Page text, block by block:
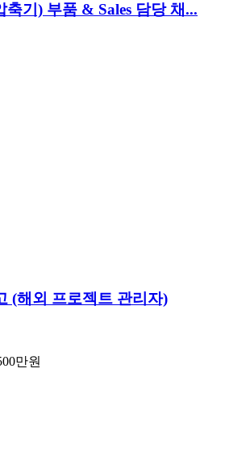
축기) 부품 & Sales 담당 채...
(해외 프로젝트 관리자)
만원